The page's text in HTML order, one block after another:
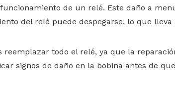
de un relé. Este daño a
del relé puede despegarse, lo que
todo el relé, ya que la
signos de daño en la bobina antes de